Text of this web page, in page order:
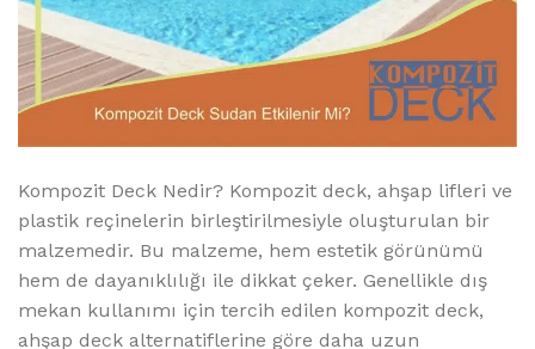
Kompozit Deck Nedir? Kompozit deck, ahşap lifleri ve
plastik reçinelerin birleştirilmesiyle oluşturulan bir
malzemedir. Bu malzeme, hem estetik görünümü
hem de dayanıklılığı ile dikkat çeker. Genellikle dış
mekan kullanımı için tercih edilen kompozit deck,
ahşap deck alternatiflerine göre daha uzun